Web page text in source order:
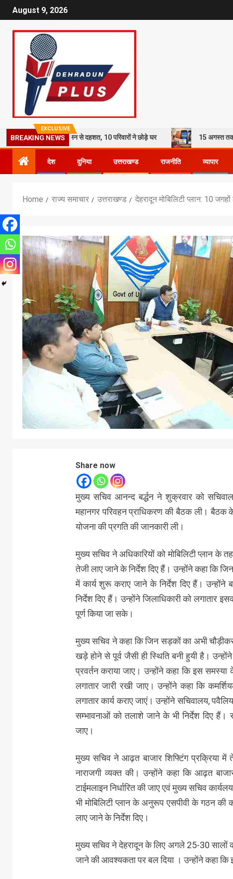
August 9, 2026
EXCLUSIVE
BREAKING NEWS
कहर: भूस्खलन से दहशत, 10 परिवारों ने छोड़े घर 15 अगस्त तक LPG कनेक्शन
देश दुनिया उत्तराखण्ड राजनीति व्यापार
Home राज्य समाचार उत्तराखण्ड देहरादून मोबिलिटी प्लान: 10
Share now
मुख्य सचिव आनन्द बर्द्धन ने शुक्रवार को
महानगर परिवहन प्राधिकरण की बैठक ली। बैठक
योजना की प्रगति की जानकारी ली।
मुख्य सचिव ने अधिकारियों को मोबिलिटी प्लान के
तेजी लाए जाने के निर्देश दिए हैं। उन्होंने कहा कि
में कार्य शुरू कराए जाने के निर्देश दिए हैं। उन्होंने
निर्देश दिए हैं। उन्होंने जिलाधिकारी को लगातार
पूर्ण किया जा सके।
मुख्य सचिव ने कहा कि जिन सड़कों का अभी
खड़े होने से पूर्व जैसी ही स्थिति बनी हुयी है।
प्रवर्तन कराया जाए। उन्होंने कहा कि इस
लगातार जारी रखी जाए। उन्होंने कहा कि
लगातार कार्य कराए जाएं। उन्होंने सचिवालय,
सम्भावनाओं को तलाशे जाने के भी निर्देश दिए हैं।
जाए।
मुख्य सचिव ने आढ़त बाजार शिफ्टिंग प्रक्रिया में
नाराजगी व्यक्त की। उन्होंने कहा कि आढ़त
टाईमलाइन निर्धारित की जाए एवं मुख्य सचिव
भी मोबिलिटी प्लान के अनुरूप एसपीवी के गठन की
लाए जाने के निर्देश दिए।
मुख्य सचिव ने देहरादून के लिए अगले 25-30 सालों
जाने की आवश्यकता पर बल दिया । उन्होंने कहा